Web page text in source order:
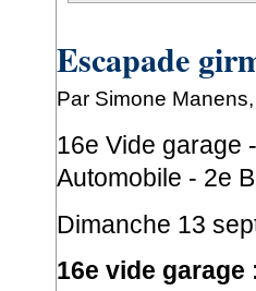
Escapade
Par Simone
16e Vide garage
Automobile - 2e
Dimanche 13
16e vide garage